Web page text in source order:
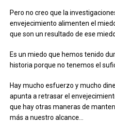
Pero no creo que la
envejecimiento alimenten el
que son un resultado de ese
Es un miedo que hemos tenido
historia porque no tenemos el
Hay mucho esfuerzo y mucho
apunta a retrasar el
que hay otras maneras de
más a nuestro alcance…